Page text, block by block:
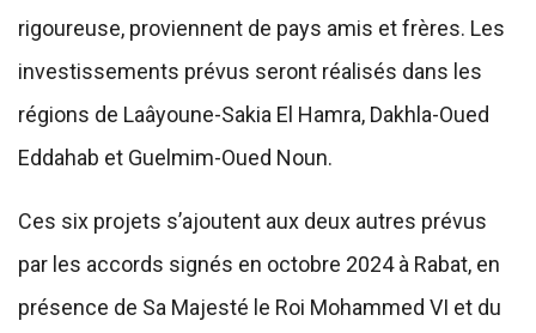
rigoureuse, proviennent de pays amis et frères. Les
investissements prévus seront réalisés dans les
régions de Laâyoune-Sakia El Hamra, Dakhla-Oued
Eddahab et Guelmim-Oued Noun.
Ces six projets s’ajoutent aux deux autres prévus
par les accords signés en octobre 2024 à Rabat, en
présence de Sa Majesté le Roi Mohammed VI et du